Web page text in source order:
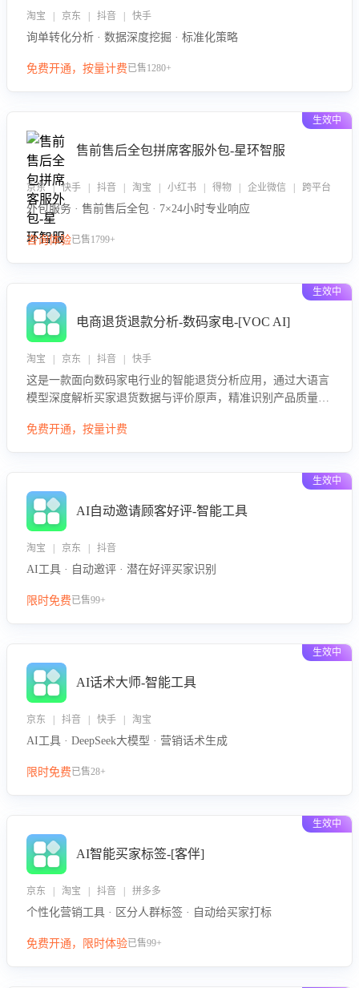
淘宝 | 京东 | 抖音 | 快手
询单转化分析 · 数据深度挖掘 · 标准化策略
免费开通，按量计费已售1280+
生效中
售前售后全包拼席客服外包-星环智服
京东 | 快手 | 抖音 | 淘宝 | 小红书 | 得物 | 企业微信 | 跨平台
外包服务 · 售前售后全包 · 7×24小时专业响应
咨询体验已售1799+
生效中
电商退货退款分析-数码家电-[VOC AI]
淘宝 | 京东 | 抖音 | 快手
这是一款面向数码家电行业的智能退货分析应用，通过大语言
模型深度解析买家退货数据与评价原声，精准识别产品质量、
议，通过挖掘用户痛点驱动产品迭代，从根本上降低退货率，
免费开通，按量计费
生效中
AI自动邀请顾客好评-智能工具
淘宝 | 京东 | 抖音
AI工具 · 自动邀评 · 潜在好评买家识别
限时免费已售99+
生效中
AI话术大师-智能工具
京东 | 抖音 | 快手 | 淘宝
AI工具 · DeepSeek大模型 · 营销话术生成
限时免费已售28+
生效中
AI智能买家标签-[客伴]
京东 | 淘宝 | 抖音 | 拼多多
个性化营销工具 · 区分人群标签 · 自动给买家打标
免费开通，限时体验已售99+